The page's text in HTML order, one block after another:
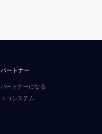
パートナー
パートナーになる
エコシステム